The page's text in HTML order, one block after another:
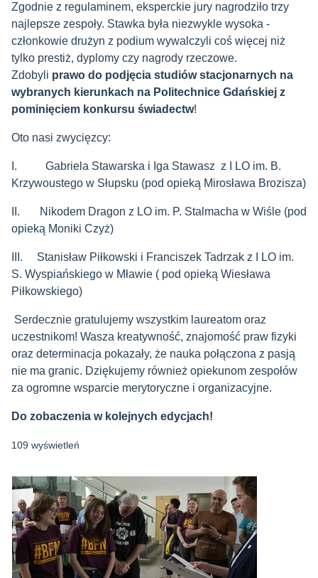
Zgodnie z regulaminem, eksperckie jury nagrodziło trzy
najlepsze zespoły. Stawka była niezwykle wysoka -
członkowie drużyn z podium wywalczyli coś więcej niż
tylko prestiż, dyplomy czy nagrody rzeczowe.
Zdobyli prawo do podjęcia studiów stacjonarnych na
wybranych kierunkach na Politechnice Gdańskiej z
pominięciem konkursu świadectw!
Oto nasi zwycięzcy:
I. Gabriela Stawarska i Iga Stawasz z I LO im. B.
Krzywoustego w Słupsku (pod opieką Mirosława Brozisza)
II.
Nikodem Dragon z LO im. P. Stalmacha w Wiśle (pod
opieką Moniki Czyż)
III. Stanisław Piłkowski i Franciszek Tadrzak z I LO im.
S. Wyspiańskiego w Mławie ( pod opieką Wiesława
Piłkowskiego)
Serdecznie gratulujemy wszystkim laureatom oraz
uczestnikom! Wasza kreatywność, znajomość praw fizyki
oraz determinacja pokazały, że nauka połączona z pasją
nie ma granic. Dziękujemy również opiekunom zespołów
za ogromne wsparcie merytoryczne i organizacyjne.
Do zobaczenia w kolejnych edycjach!
109 wyświetleń